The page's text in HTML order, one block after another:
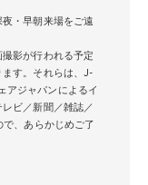
・早朝来場をご遠
影が行われる予定
す。それらは、J-
アジャパンによるイ
ビ／新聞／雑誌／
、あらかじめご了